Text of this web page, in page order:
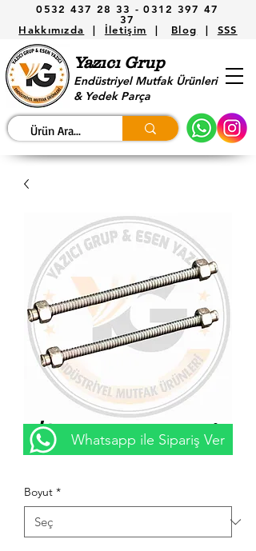
0532 437 28 33 -0312 397 47
37
Hakkımızda | İletişim | Blog | SSS
Yazıcı Grup
Endüstriyel Mutfak Ürünleri
& Yedek Parça
3/8 Krom Gaz Flexi
₺0,00Fiyat
Boyut *
Whatsapp ile Sipariş Ver